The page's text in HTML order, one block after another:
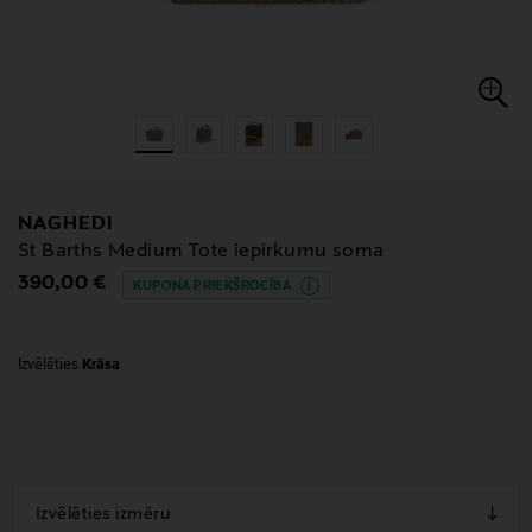
NAGHEDI
St Barths Medium Tote iepirkumu soma
Original Price
390,00 € KUPONA PRIEKŠROCĪBA
Izvēlēties Krāsa